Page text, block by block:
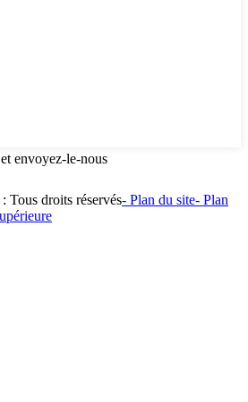
envoyez-le-nous
droits réservés- Plan du site- Plan